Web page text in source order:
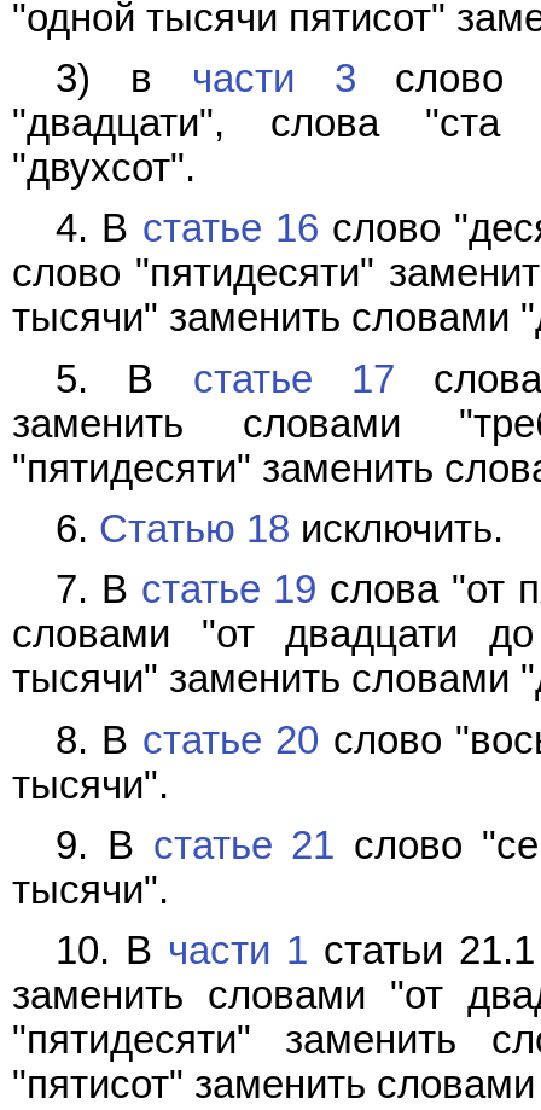
"одной тысячи пятисот"
3) в части 3 слово
"двадцати", слова "ста
"двухсот".
4. В статье 16 слово
слово "пятидесяти"
тысячи" заменить словами
5. В статье 17
заменить словами
"пятидесяти" заменить
6. Статью 18 исключить.
7. В статье 19 слова "от
словами "от двадцати
тысячи" заменить словами
8. В статье 20 слово
тысячи".
9. В статье 21 слово
тысячи".
10. В части 1 статьи
заменить словами "от
"пятидесяти" заменить
"пятисот" заменить